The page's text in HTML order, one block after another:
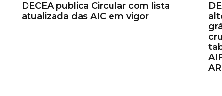
DECEA publica Circular com lista
atualizada das AIC em vigor